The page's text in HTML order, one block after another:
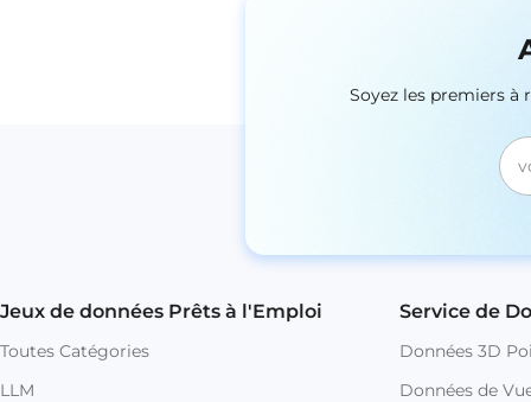
Soyez les premiers à
Jeux de données Prêts à l'Emploi
Toutes Catégories
LLM
Service de
Données 3D
Données de